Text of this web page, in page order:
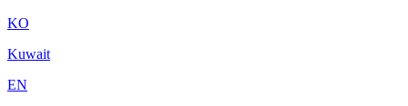
KO
Kuwait
EN